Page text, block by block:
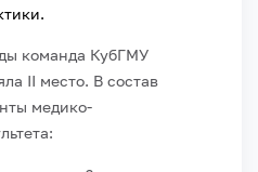
команда КубГМУ
II место. В состав
медико-